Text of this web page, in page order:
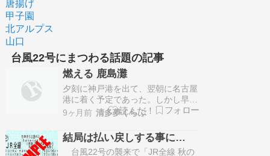
唐揚げ
甲子園
北アルプス
山口
台風22号にまつわる話題の記事
燃える 鹿島灘
夕刻に神戸港を出て、翌朝に名古屋
港に着く予定であった。しかし早
朝、伊勢湾を通り過ぎ遠州灘を進ん
モニターでそれが分かる。太平洋
(八丈島付近)の台風22号が940ヘク
トパスカ...
9ヶ月前 清多夢くらぶ
結局は払い戻しする事に…
台風22号の襲来で「JR全線 秋の